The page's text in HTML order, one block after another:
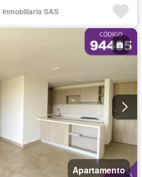
SAS
Apartamento